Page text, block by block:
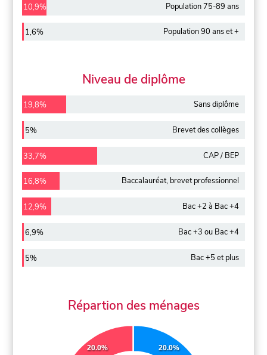
10,9% Population 75-89 ans
1,6% Population 90 ans et +
Niveau de diplôme
19,8% Sans diplôme
5% Brevet des collèges
33,7% CAP / BEP
16,8% Baccalauréat, brevet professionnel
12,9% Bac +2 à Bac +4
6,9% Bac +3 ou Bac +4
5% Bac +5 et plus
Répartion des ménages
20.0%
20.0%